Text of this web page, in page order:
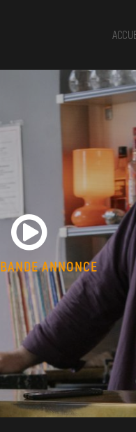
BANDE ANNONCE